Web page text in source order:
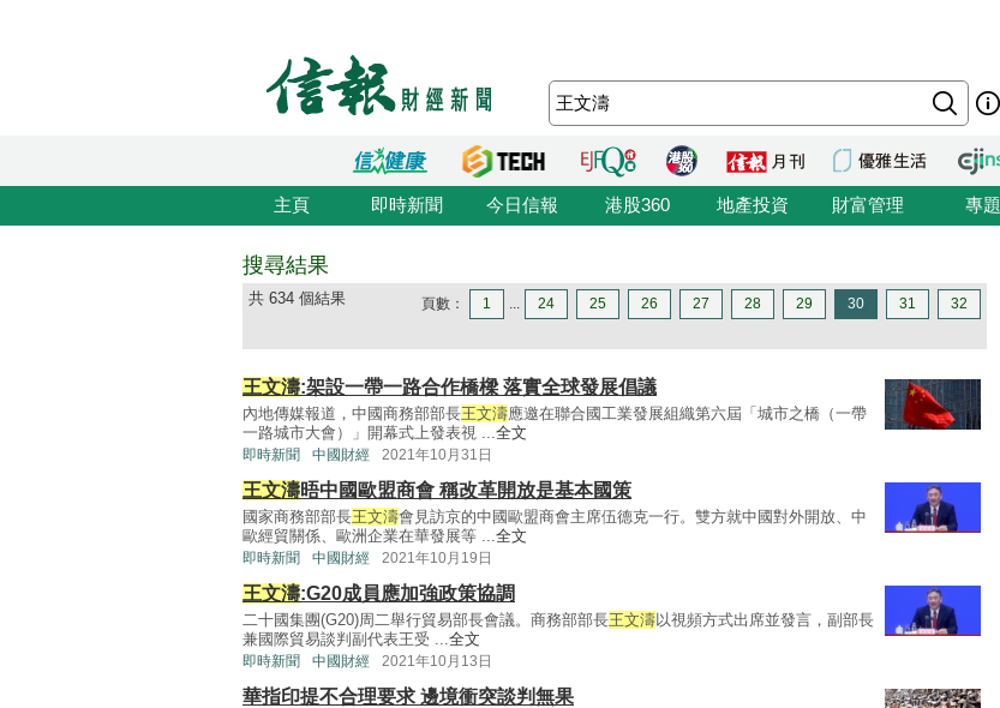
主頁 即時新聞 今日信報 港股360 地產投資 財富管理 專題
搜尋結果
共 634 個結果 頁數： 1 ... 24 25 26 27 28 29 30 31 32
王文濤:架設一帶一路合作橋樑 落實全球發展倡議
內地傳媒報道，中國商務部部長王文濤應邀在聯合國工業發展組織第六屆「城市之橋（一帶
一路城市大會）」開幕式上發表視 ...全文
即時新聞 中國財經 2021年10月31日
王文濤晤中國歐盟商會 稱改革開放是基本國策
國家商務部部長王文濤會見訪京的中國歐盟商會主席伍德克一行。雙方就中國對外開放、中
歐經貿關係、歐洲企業在華發展等 ...全文
即時新聞 中國財經 2021年10月19日
王文濤:G20成員應加強政策協調
二十國集團(G20)周二舉行貿易部長會議。商務部部長王文濤以視頻方式出席並發言，副部長
兼國際貿易談判副代表王受 ...全文
即時新聞 中國財經 2021年10月13日
華指印提不合理要求 邊境衝突談判無果